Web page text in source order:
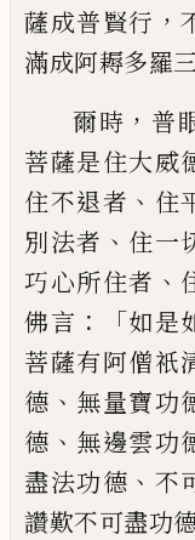
薩成普賢行 ，
滿成阿耨多羅
爾時 ， 普
菩薩是住大威
住不退者 、 住
別法者 、 住一
巧心所住者 、
佛言 ：「如是
菩薩有阿僧祇
德 、 無量寶功
德 、 無邊雲功
盡法功德 、 不
讚歎不可盡功